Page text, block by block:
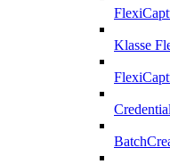
Klasse